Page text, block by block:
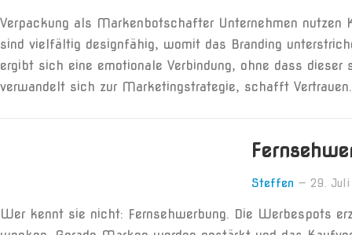
Verpackung als Markenbotschafter Unternehmen nutzen
sind vielfältig designfähig, womit das Branding
ergibt sich eine emotionale Verbindung, ohne dass
verwandelt sich zur Marketingstrategie, schafft
Steffen — 29.
Wer kennt sie nicht: Fernsehwerbung. Die Werbespots